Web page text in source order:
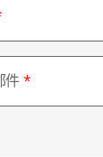
件